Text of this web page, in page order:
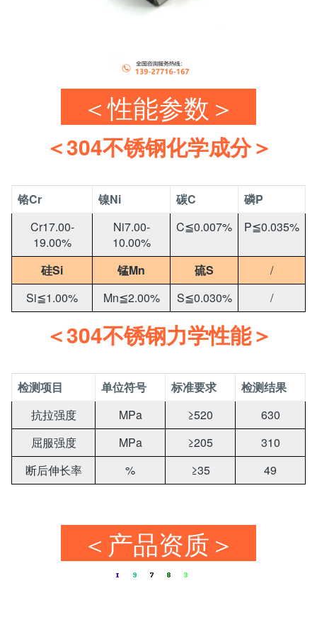
＜性能参数＞
＜304不锈钢化学成分＞
铬Cr 镍Ni 碳C
磷P
Cr17.00-
19.00%
Ni7.00-
10.00%
C≦0.007% P≦0.035%
硅Si 锰Mn 硫S
/
Si≦1.00%
Mn≦2.00% S≦0.030% /
＜304不锈钢力学性能＞
检测项目 单位符号 标准要求
检测结果
抗拉强度
MPa ≥520
630
屈服强度
MPa ≥205
310
断后伸长率
% ≥35 49
＜产品资质＞